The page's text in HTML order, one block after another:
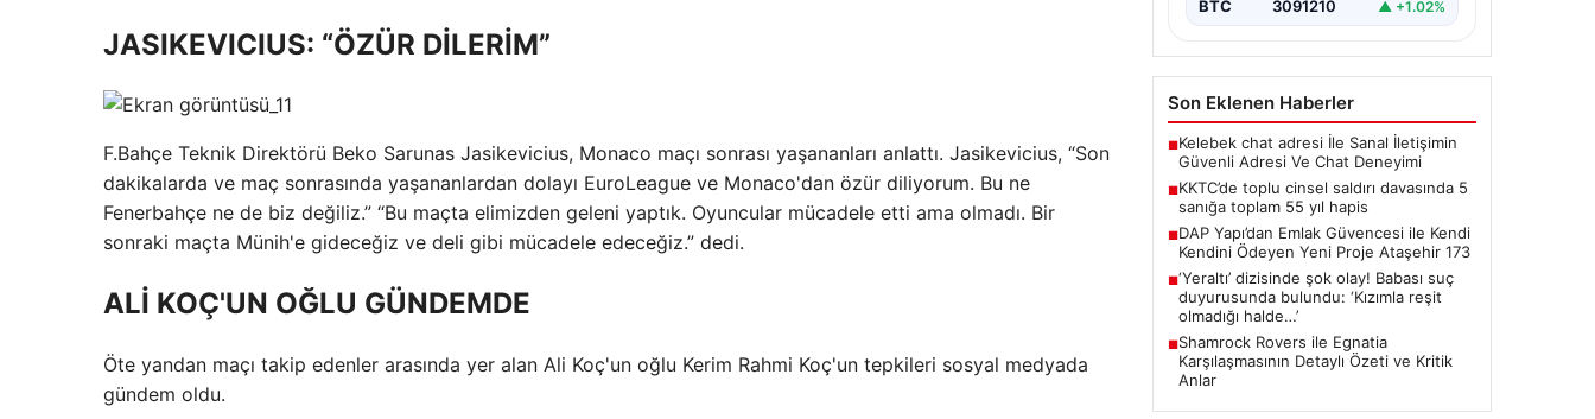
JASIKEVICIUS: “ÖZÜR DİLERİM”
F.Bahçe Teknik Direktörü Beko Sarunas Jasikevicius, Monaco maçı sonrası yaşananları anlattı. Jasikevicius, “Son
dakikalarda ve maç sonrasında yaşananlardan dolayı EuroLeague ve Monaco'dan özür diliyorum. Bu ne
Fenerbahçe ne de biz değiliz.” “Bu maçta elimizden geleni yaptık. Oyuncular mücadele etti ama olmadı. Bir
sonraki maçta Münih'e gideceğiz ve deli gibi mücadele edeceğiz.” dedi.
ALİ KOÇ'UN OĞLU GÜNDEMDE
Öte yandan maçı takip edenler arasında yer alan Ali Koç'un oğlu Kerim Rahmi Koç'un tepkileri sosyal medyada
gündem oldu.
BTC 3091210 ▲ +1.02%
Son Eklenen Haberler
■Kelebek chat adresi İle Sanal İletişimin
Güvenli Adresi Ve Chat Deneyimi
■KKTC’de toplu cinsel saldırı davasında 5
sanığa toplam 55 yıl hapis
■DAP Yapı’dan Emlak Güvencesi ile Kendi
Kendini Ödeyen Yeni Proje Ataşehir 173
■‘Yeraltı’ dizisinde şok olay! Babası suç
duyurusunda bulundu: ‘Kızımla reşit
olmadığı halde…’
■Shamrock Rovers ile Egnatia
Karşılaşmasının Detaylı Özeti ve Kritik
Anlar